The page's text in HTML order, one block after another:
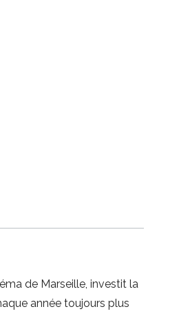
de Marseille, investit la
année toujours plus